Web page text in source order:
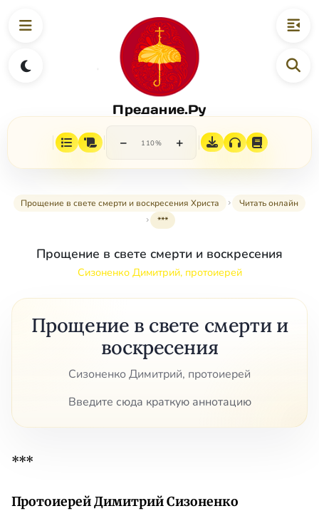
Предание.Ру
− 110% +
Прощение в свете смерти и воскресения Христа
Читать онлайн
***
Прощение в свете смерти и воскресения
Сизоненко Димитрий, протоиерей
Прощение в свете смерти и
воскресения
Сизоненко Димитрий, протоиерей
Введите сюда краткую аннотацию
***
Протоиерей Димитрий Сизоненко